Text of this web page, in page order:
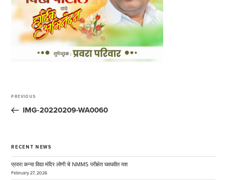
navigation
Previous
Post
PREVIOUS
IMG-20220209-WA0060
RECENT NEWS
प्रवरा कन्या विद्या मंदिर लोणी चे NMMS परीक्षेत घवघवीत यश
February 27, 2026